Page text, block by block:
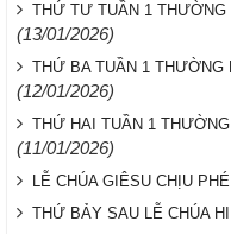
THỨ TƯ TUẦN 1 THƯỜNG
(13/01/2026)
THỨ BA TUẦN 1 THƯỜNG
(12/01/2026)
THỨ HAI TUẦN 1
(11/01/2026)
LỄ CHÚA GIÊSU CHỊU
THỨ BẢY SAU LỄ CHÚA